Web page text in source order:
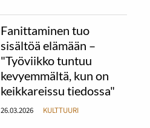
Fanittaminen tuo
sisältöä elämään –
"Työviikko tuntuu
kevyemmältä, kun on
keikkareissu tiedossa"
26.03.2026 KULTTUURI